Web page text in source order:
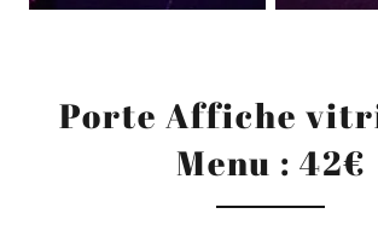
Porte Affiche
Menu : 42€